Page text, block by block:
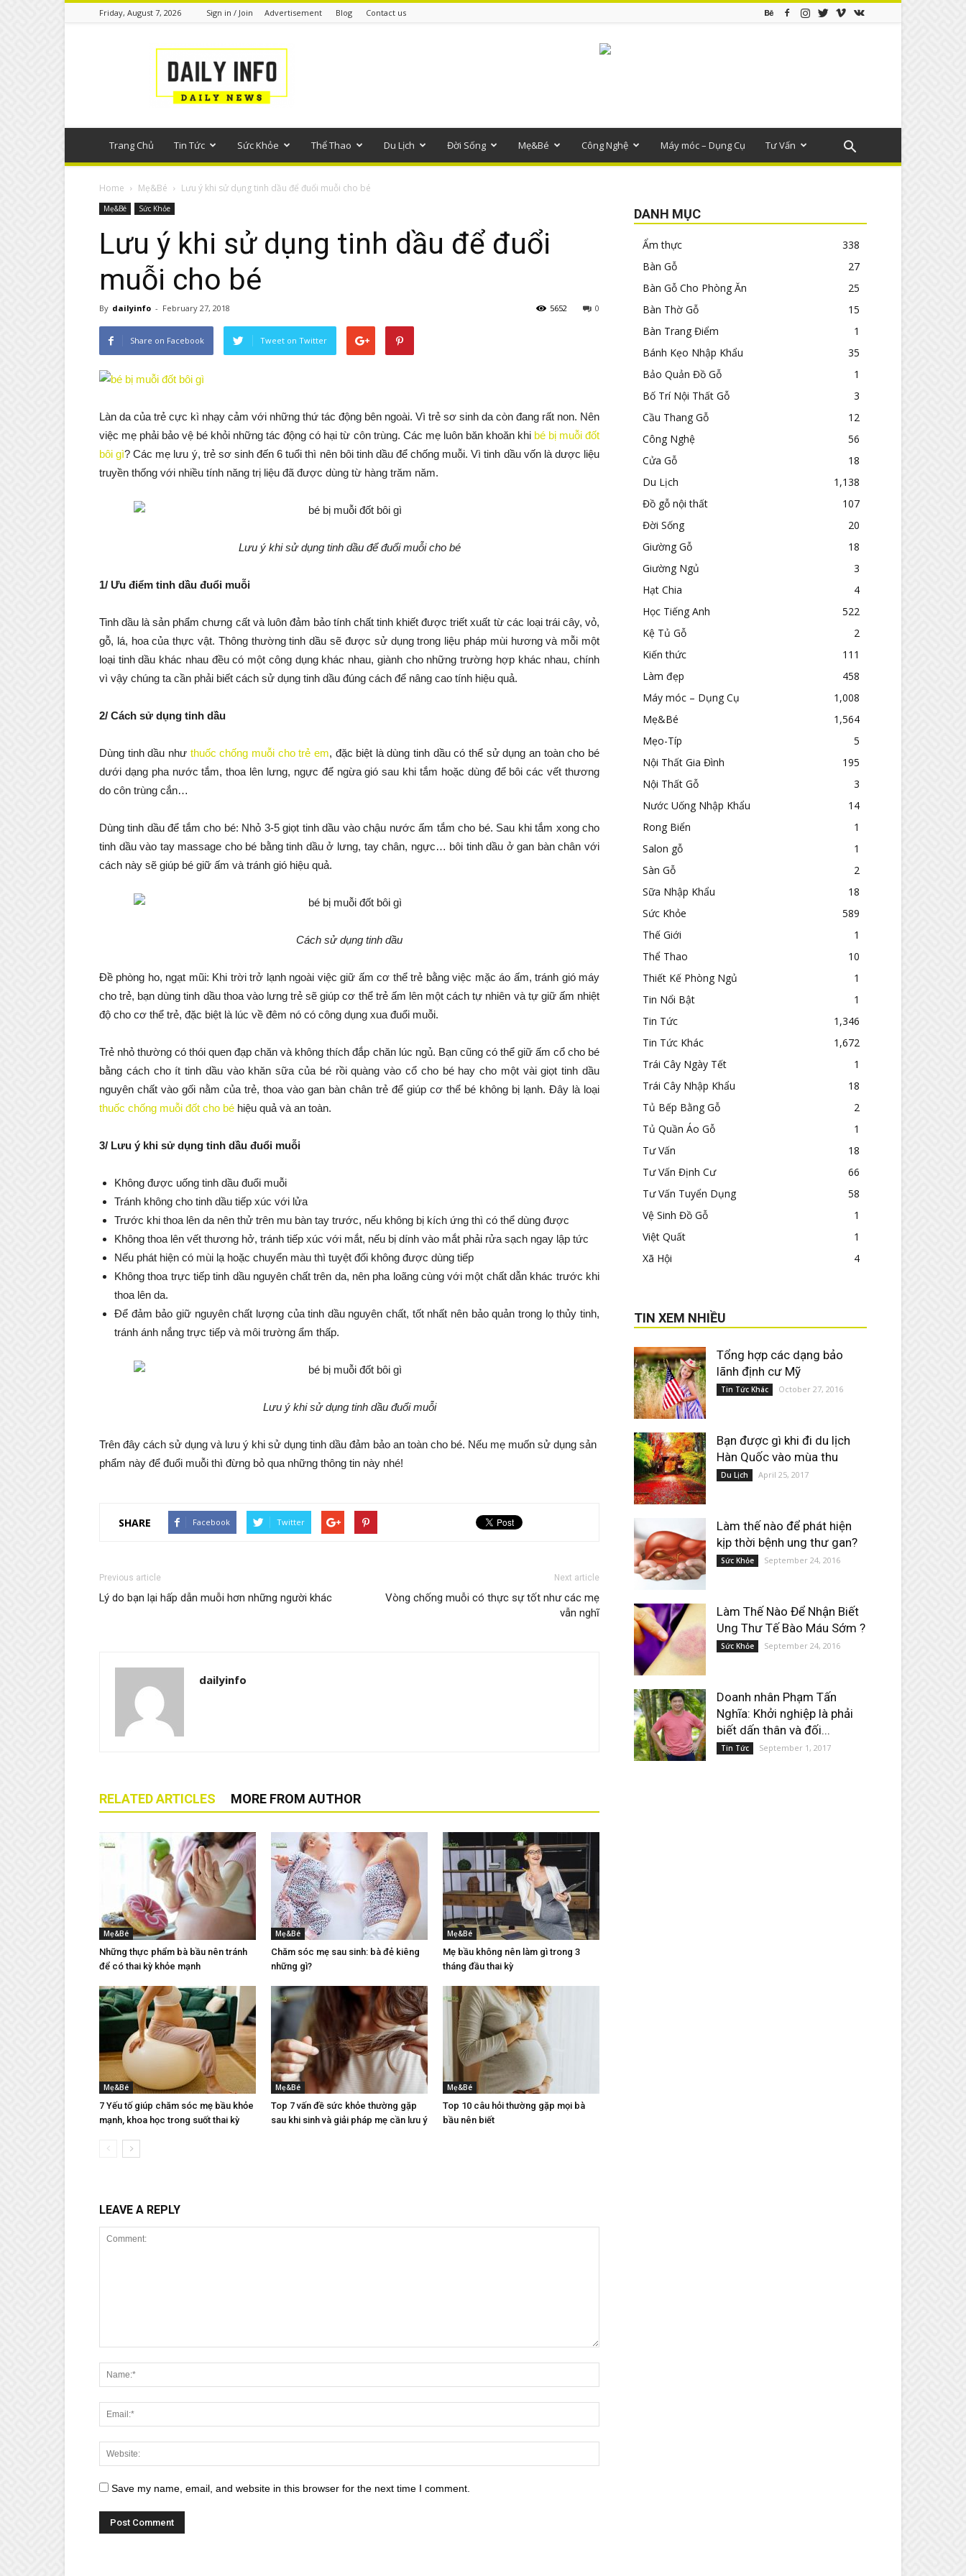
Friday, August 7, 2026 Sign in / Join Advertisement Blog Contact us
thông
Trang Chủ Tin Tức Sức Khỏe Thể Thao Du Lịch Đời Sống Mẹ&Bé Công Nghệ Máy móc – Dụng Cụ Tư Vấn
Home Mẹ&Bé Lưu ý khi sử dụng tinh dầu để đuổi muỗi cho bé
Mẹ&Bé Sức Khỏe
Lưu ý khi sử dụng tinh dầu để đuổi
muỗi cho bé
By dailyinfo - February 27, 2018 0
5652
Share on Facebook Tweet on Twitter
Làn da của trẻ cực kì nhạy cảm với những thứ tác động bên ngoài. Vì trẻ sơ sinh da còn đang rất non. Nên
việc mẹ phải bảo vệ bé khỏi những tác động có hại từ côn trùng. Các mẹ luôn băn khoăn khi bé bị muỗi đốt
bôi gì? Các mẹ lưu ý, trẻ sơ sinh đến 6 tuổi thì nên bôi tinh dầu để chống muỗi. Vì tinh dầu vốn là dược liệu
truyền thống với nhiều tính năng trị liệu đã được dùng từ hàng trăm năm.
Lưu ý khi sử dụng tinh dầu để đuổi muỗi cho bé
1/ Ưu điểm tinh dầu đuổi muỗi
Tinh dầu là sản phẩm chưng cất và luôn đảm bảo tính chất tinh khiết được triết xuất từ các loại trái cây, vỏ,
gỗ, lá, hoa của thực vật. Thông thường tinh dầu sẽ được sử dụng trong liệu pháp mùi hương và mỗi một
loại tinh dầu khác nhau đều có một công dụng khác nhau, giành cho những trường hợp khác nhau, chính
vì vậy chúng ta cần phải biết cách sử dụng tinh dầu đúng cách để nâng cao tính hiệu quả.
2/ Cách sử dụng tinh dầu
Dùng tinh dầu như thuốc chống muỗi cho trẻ em, đặc biệt là dùng tinh dầu có thể sử dụng an toàn cho bé
dưới dạng pha nước tắm, thoa lên lưng, ngực để ngừa gió sau khi tắm hoặc dùng để bôi các vết thương
do côn trùng cắn…
Dùng tinh dầu để tắm cho bé: Nhỏ 3-5 giọt tinh dầu vào chậu nước ấm tắm cho bé. Sau khi tắm xong cho
tinh dầu vào tay massage cho bé bằng tinh dầu ở lưng, tay chân, ngực… bôi tinh dầu ở gan bàn chân với
cách này sẽ giúp bé giữ ấm và tránh gió hiệu quả.
Cách sử dụng tinh dầu
Đề phòng ho, ngạt mũi: Khi trời trở lạnh ngoài việc giữ ấm cơ thể trẻ bằng việc mặc áo ấm, tránh gió máy
cho trẻ, bạn dùng tinh dầu thoa vào lưng trẻ sẽ giúp cơ thể trẻ ấm lên một cách tự nhiên và tự giữ ấm nhiệt
độ cho cơ thể trẻ, đặc biệt là lúc về đêm nó có công dụng xua đuổi muỗi.
Trẻ nhỏ thường có thói quen đạp chăn và không thích đắp chăn lúc ngủ. Bạn cũng có thể giữ ấm cổ cho bé
bằng cách cho ít tinh dầu vào khăn sữa của bé rồi quàng vào cổ cho bé hay cho một vài giọt tinh dầu
nguyên chất vào gối nằm của trẻ, thoa vào gan bàn chân trẻ để giúp cơ thể bé không bị lạnh. Đây là loại
thuốc chống muỗi đốt cho bé hiệu quả và an toàn.
3/ Lưu ý khi sử dụng tinh dầu đuổi muỗi
Không được uống tinh dầu đuổi muỗi
Tránh không cho tinh dầu tiếp xúc với lửa
Trước khi thoa lên da nên thử trên mu bàn tay trước, nếu không bị kích ứng thì có thể dùng được
Không thoa lên vết thương hở, tránh tiếp xúc với mắt, nếu bị dính vào mắt phải rửa sạch ngay lập tức
Nếu phát hiện có mùi lạ hoặc chuyển màu thì tuyệt đối không được dùng tiếp
Không thoa trực tiếp tinh dầu nguyên chất trên da, nên pha loãng cùng với một chất dẫn khác trước khi
thoa lên da.
Để đảm bảo giữ nguyên chất lượng của tinh dầu nguyên chất, tốt nhất nên bảo quản trong lọ thủy tinh,
tránh ánh nắng trực tiếp và môi trường ẩm thấp.
Lưu ý khi sử dụng tinh dầu đuổi muỗi
Trên đây cách sử dụng và lưu ý khi sử dụng tinh dầu đảm bảo an toàn cho bé. Nếu mẹ muốn sử dụng sản
phẩm này để đuổi muỗi thì đừng bỏ qua những thông tin này nhé!
SHARE Facebook Twitter
Previous article
Lý do bạn lại hấp dẫn muỗi hơn những người khác
Next article
Vòng chống muỗi có thực sự tốt như các mẹ
vẫn nghĩ
dailyinfo
RELATED ARTICLES MORE FROM AUTHOR
Mẹ&Bé
Những thực phẩm bà bầu nên tránh
để có thai kỳ khỏe mạnh
Mẹ&Bé
Chăm sóc mẹ sau sinh: bà đẻ kiêng
những gì?
Mẹ&Bé
Mẹ bầu không nên làm gì trong 3
tháng đầu thai kỳ
Mẹ&Bé
7 Yếu tố giúp chăm sóc mẹ bầu khỏe
mạnh, khoa học trong suốt thai kỳ
Mẹ&Bé
Top 7 vấn đề sức khỏe thường gặp
sau khi sinh và giải pháp mẹ cần lưu ý
Mẹ&Bé
Top 10 câu hỏi thường gặp mọi bà
bầu nên biết
LEAVE A REPLY
Save my name, email, and website in this browser for the next time I comment.
DANH MỤC
Ẩm thực
338
Bàn Gỗ
27
Bàn Gỗ Cho Phòng Ăn
25
Bàn Thờ Gỗ
15
Bàn Trang Điểm
1
Bánh Kẹo Nhập Khẩu
35
Bảo Quản Đồ Gỗ
1
Bố Trí Nội Thất Gỗ
3
Cầu Thang Gỗ
12
Công Nghệ
56
Cửa Gỗ
18
Du Lịch
1,138
Đồ gỗ nội thất
107
Đời Sống
20
Giường Gỗ
18
Giường Ngủ
3
Hạt Chia
4
Học Tiếng Anh
522
Kệ Tủ Gỗ
2
Kiến thức
111
Làm đẹp
458
Máy móc – Dụng Cụ
1,008
Mẹ&Bé
1,564
Mẹo-Típ
5
Nội Thất Gia Đình
195
Nội Thất Gỗ
3
Nước Uống Nhập Khẩu
14
Rong Biển
1
Salon gỗ
1
Sàn Gỗ
2
Sữa Nhập Khẩu
18
Sức Khỏe
589
Thế Giới
1
Thể Thao
10
Thiết Kế Phòng Ngủ
1
Tin Nổi Bật
1
Tin Tức
1,346
Tin Tức Khác
1,672
Trái Cây Ngày Tết
1
Trái Cây Nhập Khẩu
18
Tủ Bếp Bằng Gỗ
2
Tủ Quần Áo Gỗ
1
Tư Vấn
18
Tư Vấn Định Cư
66
Tư Vấn Tuyển Dụng
58
Vệ Sinh Đồ Gỗ
1
Việt Quất
1
Xã Hội
4
TIN XEM NHIỀU
Tổng hợp các dạng bảo
lãnh định cư Mỹ
Tin Tức Khác October 27, 2016
Bạn được gì khi đi du lịch
Hàn Quốc vào mùa thu
Du Lịch April 25, 2017
Làm thế nào để phát hiện
kịp thời bệnh ung thư gan?
Sức Khỏe September 24, 2016
Làm Thế Nào Để Nhận Biết
Ung Thư Tế Bào Máu Sớm ?
Sức Khỏe September 24, 2016
Doanh nhân Phạm Tấn
Nghĩa: Khởi nghiệp là phải
biết dấn thân và đối...
Tin Tức September 1, 2017